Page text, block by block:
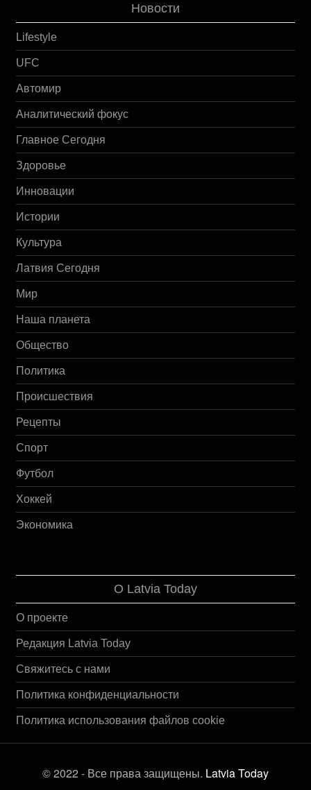
Новости
Lifestyle
UFC
Автомир
Аналитический фокус
Главное Сегодня
Здоровье
Инновации
Истории
Культура
Латвия Сегодня
Мир
Наша планета
Общество
Политика
Происшествия
Рецепты
Спорт
Футбол
Хоккей
Экономика
О Latvia Today
О проекте
Редакция Latvia Today
Свяжитесь с нами
Политика конфиденциальности
Политика использования файлов cookie
© 2022 - Все права защищены. Latvia Today